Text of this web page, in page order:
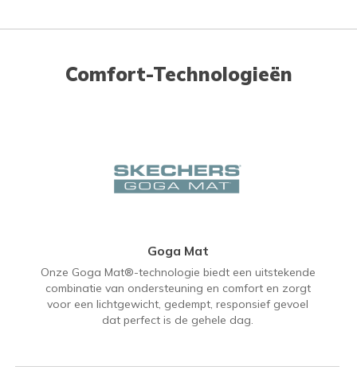
Comfort-Technologieën
Goga Mat
Onze Goga Mat®-technologie biedt een uitstekende
combinatie van ondersteuning en comfort en zorgt
voor een lichtgewicht, gedempt, responsief gevoel
dat perfect is de gehele dag.